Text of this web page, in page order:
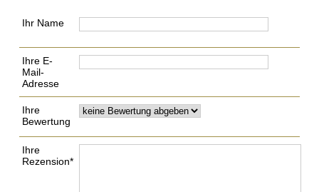
Ihr Name
Ihre E-
Mail-
Adresse
Ihre
Bewertung
Ihre
Rezension*